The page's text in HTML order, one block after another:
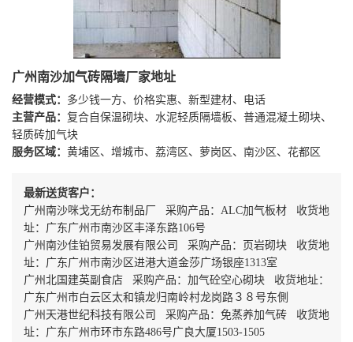
广州南沙加气砖隔墙厂家地址
经营模式： 多少钱一方、价格实惠、新型建材、电话
主营产品： 复合自保温砌块、水泥轻质隔墙板、普通混凝土砌块、
轻质砖加气块
服务区域： 黄埔区、增城市、荔湾区、萝岗区、南沙区、花都区
最新送货客户：
广州南沙咪戈无纺布制品厂 采购产品：ALC加气板材 收货地
址：广东广州市南沙区丰泽东路106号
广州南沙佳铂贸易发展有限公司 采购产品：页岩砌块 收货地
址：广东广州市南沙区进港大道金莎广场银座1313室
广州北国建英副食店 采购产品：加气砼空心砌块 收货地址：
广东广州市白云区太和镇龙归南岭村龙岗路３８号东側
广州天港世纪科技有限公司 采购产品：免蒸养加气砖 收货地
址：广东广州市环市东路486号广良大厦1503-1505